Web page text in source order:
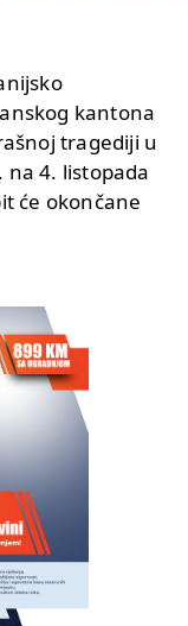
kantona
tragediji u
na 4. listopada
će okončane